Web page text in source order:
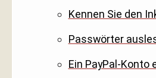
Kennen Sie den
Passwörter
Ein PayPal-Konto